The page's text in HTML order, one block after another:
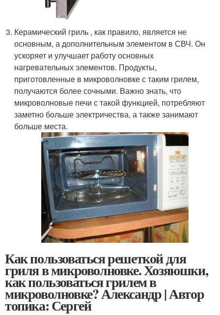
Керамический гриль , как правило, является не
основным, а дополнительным элементом в СВЧ. Он
ускоряет и улучшает работу основных
нагревательных элементов. Продукты,
приготовленные в микроволновке с таким грилем,
получаются более сочными. Важно знать, что
микроволновые печи с такой функцией, потребляют
заметно больше электричества, а также занимают
больше места.
Как пользоваться решеткой для
гриля в микроволновке. Хозяюшки,
как пользоваться грилем в
микроволновке? Александр | Автор
топика: Сергей